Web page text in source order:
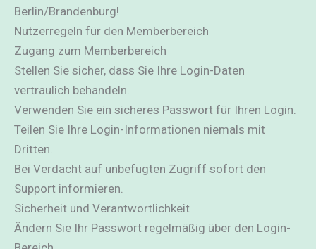
Berlin/Brandenburg!
Nutzerregeln für den Memberbereich
Zugang zum Memberbereich
Stellen Sie sicher, dass Sie Ihre Login-Daten
vertraulich behandeln.
Verwenden Sie ein sicheres Passwort für Ihren Login.
Teilen Sie Ihre Login-Informationen niemals mit
Dritten.
Bei Verdacht auf unbefugten Zugriff sofort den
Support informieren.
Sicherheit und Verantwortlichkeit
Ändern Sie Ihr Passwort regelmäßig über den Login-